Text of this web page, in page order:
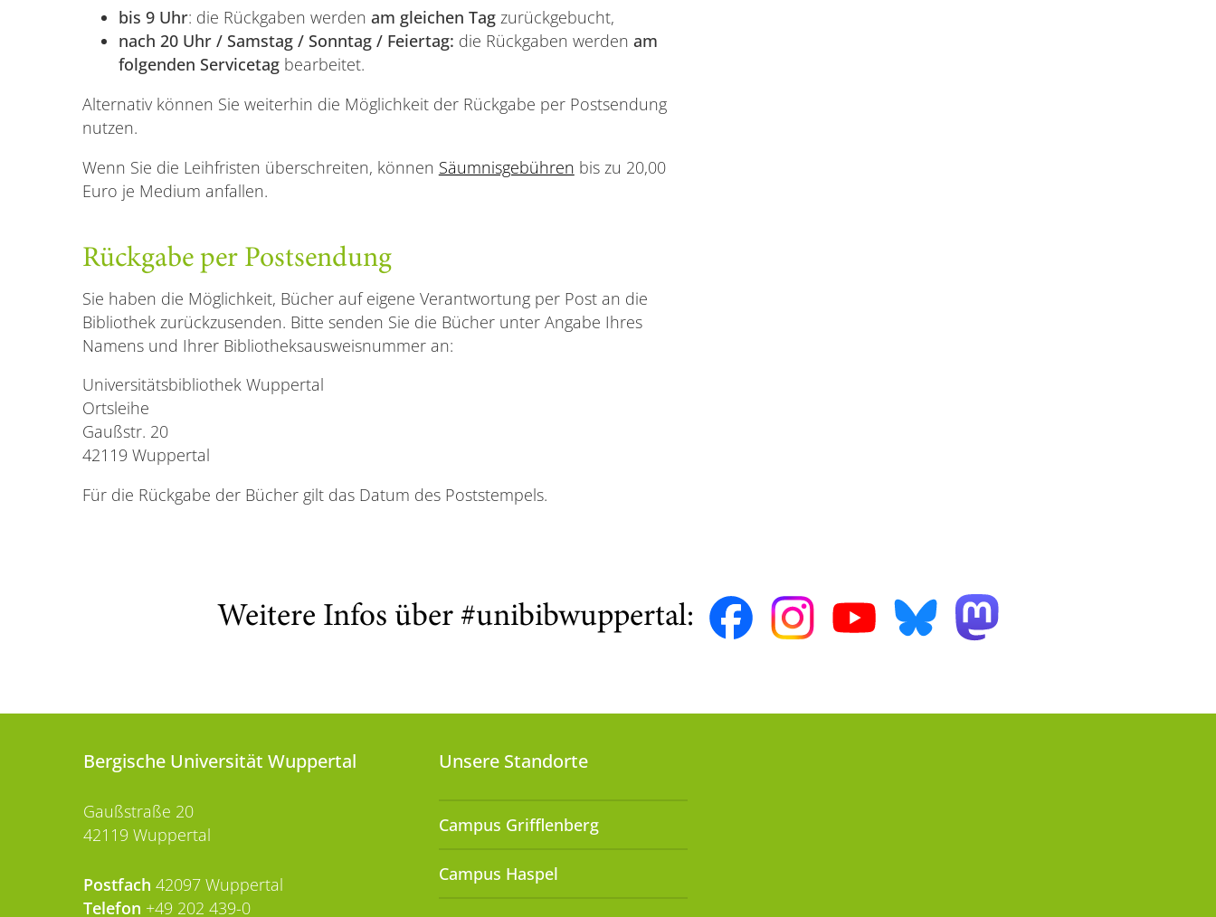
bis 9 Uhr: die Rückgaben werden am gleichen Tagzurückgebucht,
nach 20 Uhr / Samstag / Sonntag / Feiertag: die Rückgaben werden am
folgenden Servicetagbearbeitet.
Alternativ können Sie weiterhin die Möglichkeit der Rückgabe per Postsendung
nutzen.
Wenn Sie die Leihfristen überschreiten, können Säumnisgebühren bis zu 20,00
Euro je Medium anfallen.
Rückgabe per Postsendung
Sie haben die Möglichkeit, Bücher auf eigene Verantwortung per Post an die
Bibliothek zurückzusenden. Bitte senden Sie die Bücher unter Angabe Ihres
Namens und Ihrer Bibliotheksausweisnummer an:
Universitätsbibliothek Wuppertal
Ortsleihe
Gaußstr. 20
42119 Wuppertal
Für die Rückgabe der Bücher gilt das Datum des Poststempels.
Weitere Infos über #unibibwuppertal:
Bergische Universität Wuppertal
Gaußstraße 20
42119 Wuppertal
Postfach 42097 Wuppertal
Telefon +49 202 439-0
Unsere Standorte
Campus Grifflenberg
Campus Haspel